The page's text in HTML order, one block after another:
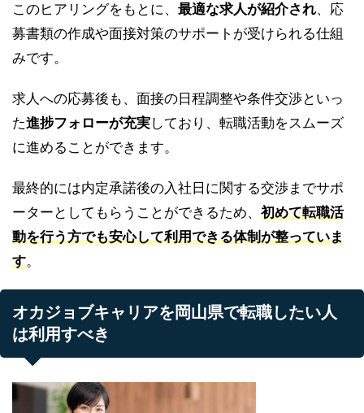
このヒアリングをもとに、 最適な求人が紹介され、応
募書類の作成や面接対策のサポートが受けられる仕組
みです。
求人への応募後も、面接の日程調整や条件交渉といっ
た進捗フォローが充実しており、転職活動をスムーズ
に進めることができます。
最終的には内定承諾後の入社日に関する交渉までサポ
ーターとしてもらうことができるため、 初めて転職活
動を行う方でも安心して利用できる体制が整っていま
す。
オカジョブキャリアを岡山県で転職したい人
は利用すべき